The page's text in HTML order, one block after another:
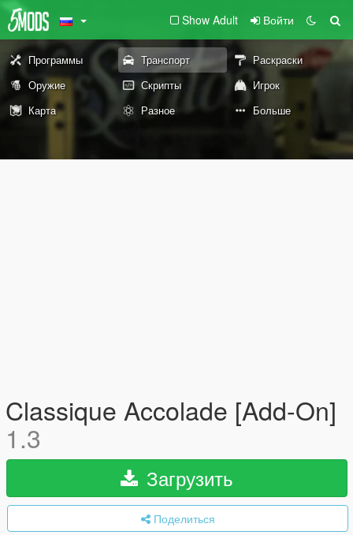
Show Adult Войти
Программы Транспорт
Раскраски
Оружие
Скрипты
Игрок
Карта
Разное Больше
Classique Accolade [Add-On]
1.3
Загрузить
Поделиться